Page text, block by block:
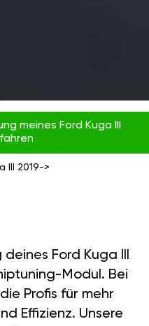
meines Ford Kuga III
III 2019->
Ford Kuga III
Modul. Bei
Profis für mehr
Effizienz. Unsere